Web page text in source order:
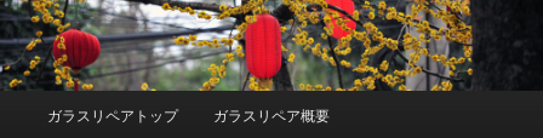
ガラスリペアトップ ガラスリペア概要